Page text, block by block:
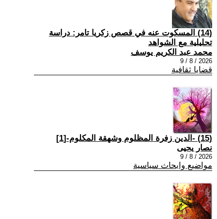
(14) المسكوت عنه في قصص زكريا تامر: دراسة
تحليلية مع الشواهد
محمد عبد الكريم يوسف
2026 / 8 / 9
قضايا ثقافية
(15) -الدين زفرة المظلوم وشهقة المكلوم-[1]
نصار يحيى
2026 / 8 / 9
مواضيع وابحاث سياسية